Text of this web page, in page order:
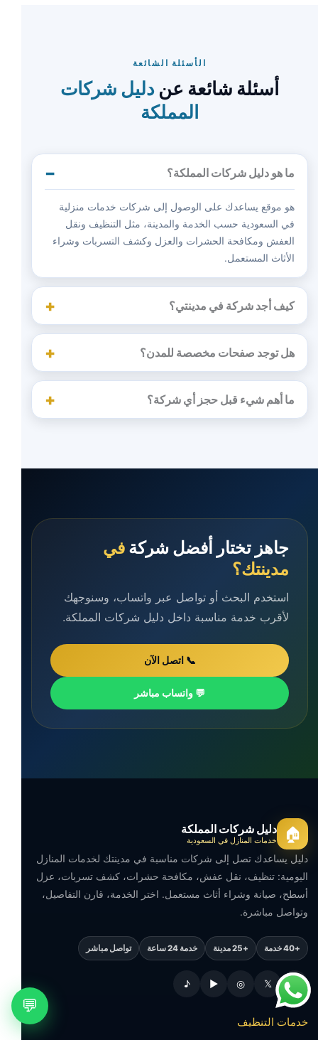
💬
الأسئلة الشائعة
أسئلة شائعة عن دليل شركات
المملكة
ما هو دليل شركات المملكة؟
هو موقع يساعدك على الوصول إلى شركات خدمات منزلية
في السعودية حسب الخدمة والمدينة، مثل التنظيف ونقل
العفش ومكافحة الحشرات والعزل وكشف التسربات وشراء
الأثاث المستعمل.
كيف أجد شركة في مدينتي؟
هل توجد صفحات مخصصة للمدن؟
ما أهم شيء قبل حجز أي شركة؟
جاهز تختار أفضل شركة في
مدينتك؟
استخدم البحث أو تواصل عبر واتساب، وسنوجهك
لأقرب خدمة مناسبة داخل دليل شركات المملكة.
📞 اتصل الآن
💬 واتساب مباشر
🏠 دليل شركات المملكة
خدمات المنازل في السعودية
دليل يساعدك تصل إلى شركات مناسبة في مدينتك لخدمات المنازل
اليومية: تنظيف، نقل عفش، مكافحة حشرات، كشف تسربات، عزل
أسطح، صيانة وشراء أثاث مستعمل. اختر الخدمة، قارن التفاصيل،
وتواصل مباشرة.
+40 خدمة +25 مدينة خدمة 24 ساعة تواصل مباشر
𝕏
◎
▶
♪
خدمات التنظيف